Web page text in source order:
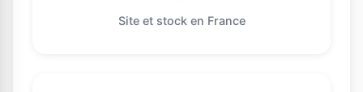
Site et stock en France